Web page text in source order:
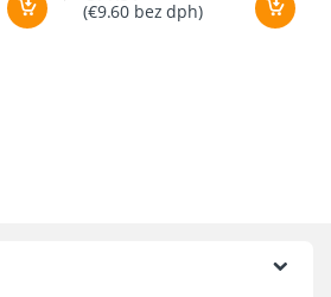
(€9.60 bez dph)